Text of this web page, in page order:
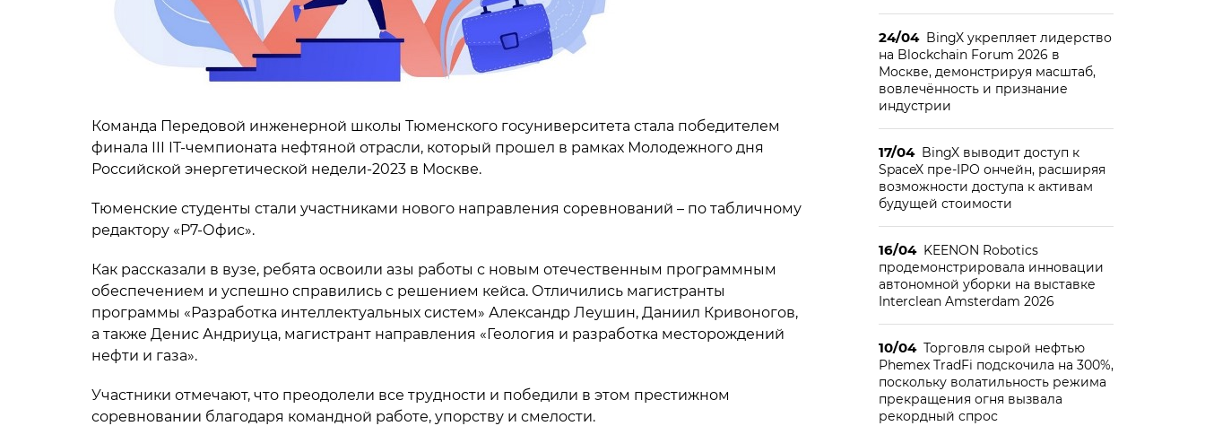
Команда Передовой инженерной школы Тюменского госуниверситета стала победителем
финала III IT-чемпионата нефтяной отрасли, который прошел в рамках Молодежного дня
Российской энергетической недели-2023 в Москве.
Тюменские студенты стали участниками нового направления соревнований – по табличному
редактору «Р7-Офис».
Как рассказали в вузе, ребята освоили азы работы с новым отечественным программным
обеспечением и успешно справились с решением кейса. Отличились магистранты
программы «Разработка интеллектуальных систем» Александр Леушин, Даниил Кривоногов,
а также Денис Андриуца, магистрант направления «Геология и разработка месторождений
нефти и газа».
Участники отмечают, что преодолели все трудности и победили в этом престижном
соревновании благодаря командной работе, упорству и смелости.
24/04 BingX укрепляет лидерство
на Blockchain Forum 2026 в
Москве, демонстрируя масштаб,
вовлечённость и признание
индустрии
17/04 BingX выводит доступ к
SpaceX пре-IPO ончейн, расширяя
возможности доступа к активам
будущей стоимости
16/04 KEENON Robotics
продемонстрировала инновации
автономной уборки на выставке
Interclean Amsterdam 2026
10/04 Торговля сырой нефтью
Phemex TradFi подскочила на 300%,
поскольку волатильность режима
прекращения огня вызвала
рекордный спрос